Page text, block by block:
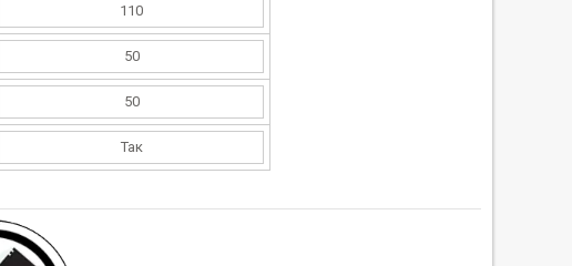
110
50
50
Так